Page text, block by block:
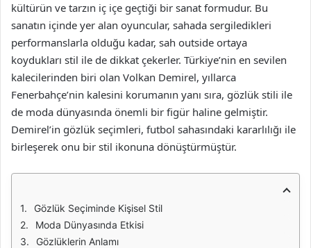
kültürün ve tarzın iç içe geçtiği bir sanat formudur. Bu
sanatın içinde yer alan oyuncular, sahada sergiledikleri
performanslarla olduğu kadar, sah outside ortaya
koydukları stil ile de dikkat çekerler. Türkiye’nin en sevilen
kalecilerinden biri olan Volkan Demirel, yıllarca
Fenerbahçe’nin kalesini korumanın yanı sıra, gözlük stili ile
de moda dünyasında önemli bir figür haline gelmiştir.
Demirel’in gözlük seçimleri, futbol sahasındaki kararlılığı ile
birleşerek onu bir stil ikonuna dönüştürmüştür.
Gözlük Seçiminde Kişisel Stil
Moda Dünyasında Etkisi
Gözlüklerin Anlamı